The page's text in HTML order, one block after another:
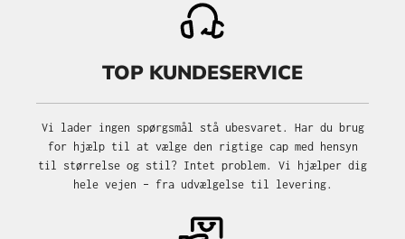
TOP KUNDESERVICE
Vi lader ingen spørgsmål stå ubesvaret. Har du brug
for hjælp til at vælge den rigtige cap med hensyn
til størrelse og stil? Intet problem. Vi hjælper dig
hele vejen – fra udvælgelse til levering.